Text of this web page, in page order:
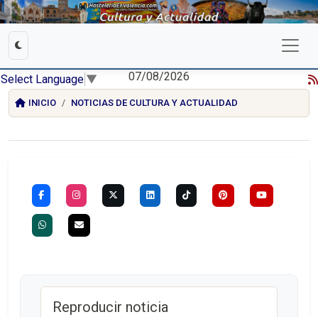
Select Language ▼ 07/08/2026
INICIO NOTICIAS DE CULTURA Y ACTUALIDAD
Reproducir noticia